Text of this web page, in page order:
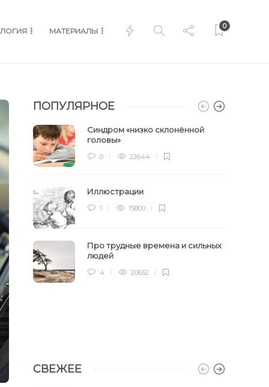
МАТЕРИАЛЫ
0
ПОПУЛЯРНОЕ
Синдром «низко склонённой
головы»
0 22644
Иллюстрации
1 15800
Про трудные времена и сильных
людей
4 20652
СВЕЖЕЕ